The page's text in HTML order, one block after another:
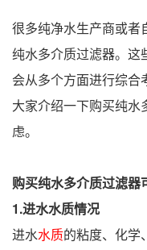
很多纯净水生产商或者
纯水多介质过滤器。这
会从多个方面进行综合
大家介绍一下购买纯水
虑。
购买纯水多介质过滤器
1.进水水质情况
进水水质的粘度、化学